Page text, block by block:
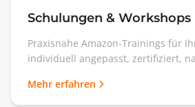
Schulungen & Workshops
Praxisnahe Amazon-Trainings für
individuell angepasst, zertifiziert,
Mehr erfahren